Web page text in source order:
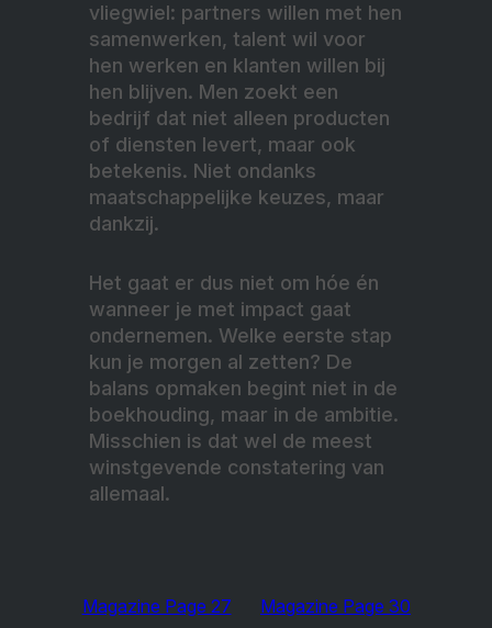
vliegwiel: partners willen met hen
samenwerken, talent wil voor
hen werken en klanten willen bij
hen blijven. Men zoekt een
bedrijf dat niet alleen producten
of diensten levert, maar ook
betekenis. Niet ondanks
maatschappelijke keuzes, maar
dankzij.
Het gaat er dus niet om hóe én
wanneer je met impact gaat
ondernemen. Welke eerste stap
kun je morgen al zetten? De
balans opmaken begint niet in de
boekhouding, maar in de ambitie.
Misschien is dat wel de meest
winstgevende constatering van
allemaal.
Magazine Page 27 Magazine Page 30